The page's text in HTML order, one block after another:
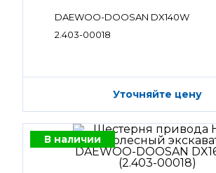
DAEWOO-DOOSAN DX140W
2.403-00018
Уточняйте цену
В наличии